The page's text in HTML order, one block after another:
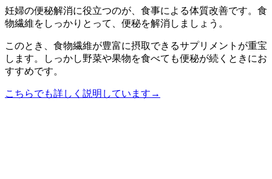
妊婦の便秘解消に役立つのが、食事による体質改善です。食
物繊維をしっかりとって、便秘を解消しましょう。
このとき、食物繊維が豊富に摂取できるサプリメントが重宝
します。しっかし野菜や果物を食べても便秘が続くときにお
すすめです。
こちらでも詳しく説明しています→